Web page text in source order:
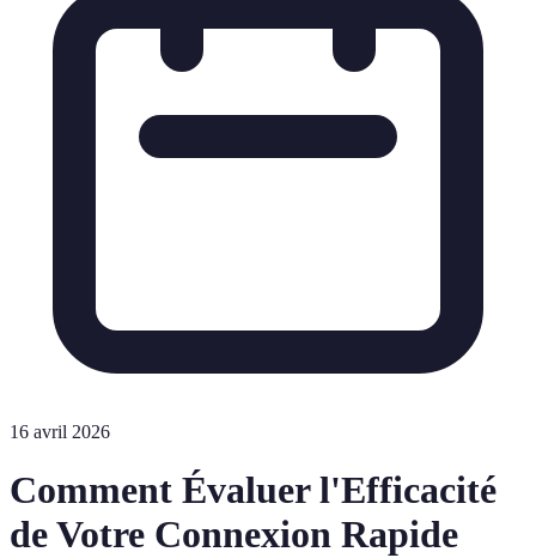
16 avril 2026
Comment Évaluer l'Efficacité
de Votre Connexion Rapide